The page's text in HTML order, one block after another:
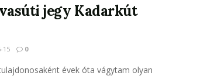
jegy Kadarkút
15 0
évek óta vágytam olyan